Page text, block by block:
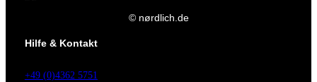
© nørdlich.de
Hilfe & Kontakt
+49 (0)4362 5751